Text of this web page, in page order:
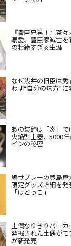
『豊臣兄弟！』茶
溺愛、豊臣家滅亡を
の壮絶すぎる生涯
なぜ浅井の旧臣は
わず“自分の味方”
あの装飾は「炎」で
火焔型土器、5000
インの秘密
鳩サブレーの豊島屋
限定グッズ詳細を
「はとっこ」
土偶なりきりパー
発掘された土偶が
が新発売